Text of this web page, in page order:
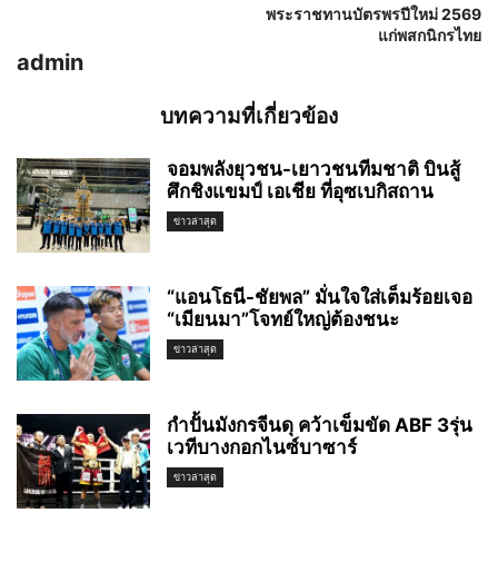
พระราชทานบัตรพรปีใหม่ 2569
แก่พสกนิกรไทย
admin
บทความที่เกี่ยวข้อง
จอมพลังยุวชน-เยาวชนทีมชาติ บินสู้
ศึกชิงแขมป์ เอเชีย ที่อุซเบกิสถาน
ข่าวล่าสุด
“แอนโธนี-ชัยพล” มั่นใจใส่เต็มร้อยเจอ
“เมียนมา”โจทย์ใหญ่ต้องชนะ
ข่าวล่าสุด
กำปั้นมังกรจีนดุ คว้าเข็มขัด ABF 3รุ่น
เวทีบางกอกไนซ์บาซาร์
ข่าวล่าสุด